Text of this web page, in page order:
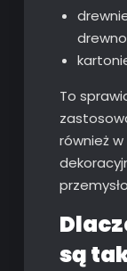
To
również
są